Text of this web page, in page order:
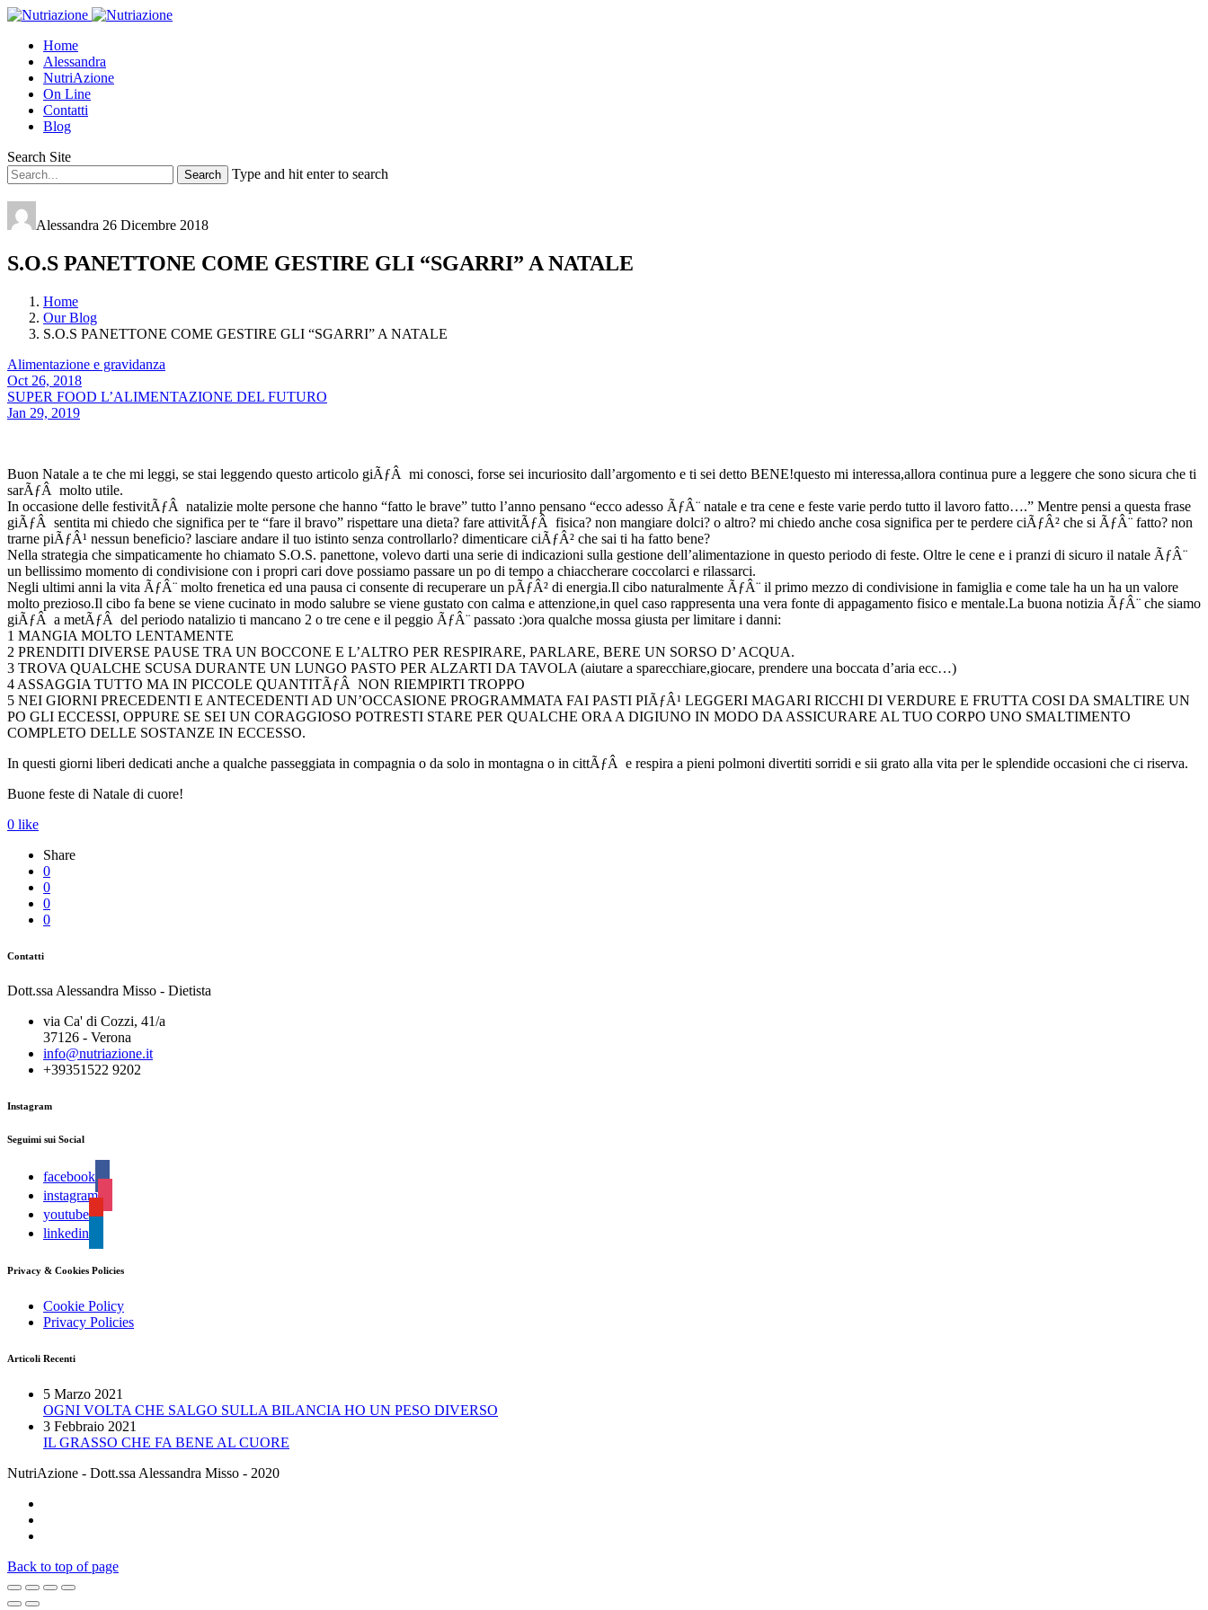
Home
Alessandra
NutriAzione
On Line
Contatti
Blog
Search Site
Type and hit enter to search
Alessandra 26 Dicembre 2018
S.O.S PANETTONE COME GESTIRE GLI “SGARRI” A NATALE
Home
Our Blog
S.O.S PANETTONE COME GESTIRE GLI “SGARRI” A NATALE
Alimentazione e gravidanza
Oct 26, 2018
SUPER FOOD L’ALIMENTAZIONE DEL FUTURO
Jan 29, 2019
Buon Natale a te che mi leggi, se stai leggendo questo articolo giÃƒÂ mi conosci, forse sei incuriosito dall’argomento e ti sei detto BENE!questo mi interessa,allora continua pure a leggere che sono sicura che ti
sarÃƒÂ molto utile.
In occasione delle festivitÃƒÂ natalizie molte persone che hanno “fatto le brave” tutto l’anno pensano “ecco adesso ÃƒÂ¨ natale e tra cene e feste varie perdo tutto il lavoro fatto….” Mentre pensi a questa frase
giÃƒÂ sentita mi chiedo che significa per te “fare il bravo” rispettare una dieta? fare attivitÃƒÂ fisica? non mangiare dolci? o altro? mi chiedo anche cosa significa per te perdere ciÃƒÂ² che si ÃƒÂ¨ fatto? non
trarne piÃƒÂ¹ nessun beneficio? lasciare andare il tuo istinto senza controllarlo? dimenticare ciÃƒÂ² che sai ti ha fatto bene?
Nella strategia che simpaticamente ho chiamato S.O.S. panettone, volevo darti una serie di indicazioni sulla gestione dell’alimentazione in questo periodo di feste. Oltre le cene e i pranzi di sicuro il natale ÃƒÂ¨
un bellissimo momento di condivisione con i propri cari dove possiamo passare un po di tempo a chiaccherare coccolarci e rilassarci.
Negli ultimi anni la vita ÃƒÂ¨ molto frenetica ed una pausa ci consente di recuperare un pÃƒÂ² di energia.Il cibo naturalmente ÃƒÂ¨ il primo mezzo di condivisione in famiglia e come tale ha un ha un valore
molto prezioso.Il cibo fa bene se viene cucinato in modo salubre se viene gustato con calma e attenzione,in quel caso rappresenta una vera fonte di appagamento fisico e mentale.La buona notizia ÃƒÂ¨ che siamo
giÃƒÂ a metÃƒÂ del periodo natalizio ti mancano 2 o tre cene e il peggio ÃƒÂ¨ passato :)ora qualche mossa giusta per limitare i danni:
1 MANGIA MOLTO LENTAMENTE
2 PRENDITI DIVERSE PAUSE TRA UN BOCCONE E L’ALTRO PER RESPIRARE, PARLARE, BERE UN SORSO D’ ACQUA.
3 TROVA QUALCHE SCUSA DURANTE UN LUNGO PASTO PER ALZARTI DA TAVOLA (aiutare a sparecchiare,giocare, prendere una boccata d’aria ecc…)
4 ASSAGGIA TUTTO MA IN PICCOLE QUANTITÃƒÂ NON RIEMPIRTI TROPPO
5 NEI GIORNI PRECEDENTI E ANTECEDENTI AD UN’OCCASIONE PROGRAMMATA FAI PASTI PIÃƒÂ¹ LEGGERI MAGARI RICCHI DI VERDURE E FRUTTA COSI DA SMALTIRE UN
PO GLI ECCESSI, OPPURE SE SEI UN CORAGGIOSO POTRESTI STARE PER QUALCHE ORA A DIGIUNO IN MODO DA ASSICURARE AL TUO CORPO UNO SMALTIMENTO
COMPLETO DELLE SOSTANZE IN ECCESSO.
In questi giorni liberi dedicati anche a qualche passeggiata in compagnia o da solo in montagna o in cittÃƒÂ e respira a pieni polmoni divertiti sorridi e sii grato alla vita per le splendide occasioni che ci riserva.
Buone feste di Natale di cuore!
0 like
Share
0
0
0
0
Contatti
Dott.ssa Alessandra Misso - Dietista
via Ca' di Cozzi, 41/a
37126 - Verona
info@nutriazione.it
+39351522 9202
Instagram
Seguimi sui Social
facebook
instagram
youtube
linkedin
Privacy & Cookies Policies
Cookie Policy
Privacy Policies
Articoli Recenti
5 Marzo 2021
OGNI VOLTA CHE SALGO SULLA BILANCIA HO UN PESO DIVERSO
3 Febbraio 2021
IL GRASSO CHE FA BENE AL CUORE
NutriAzione - Dott.ssa Alessandra Misso - 2020
Back to top of page